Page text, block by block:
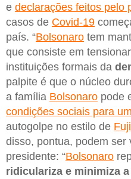
e declarações feitos pelo
casos de Covid-19
país. “Bolsonaro tem
que consiste em
instituições formais da
palpite é que o núcleo
a família Bolsonaro pode
condições sociais para
autogolpe no estilo de
disso, pontua, podem ser
presidente: “Bolsonaro
ridiculariza e minimiza